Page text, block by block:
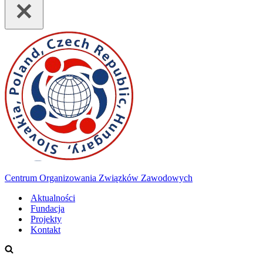
Centrum Organizowania Związków Zawodowych
Aktualności
Fundacja
Projekty
Kontakt